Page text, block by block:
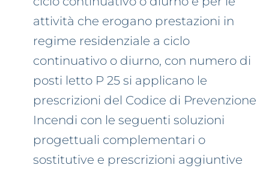
attività che erogano prestazioni in
regime residenziale a ciclo
continuativo o diurno, con numero di
posti letto P 25 si applicano le
prescrizioni del Codice di Prevenzione
Incendi con le seguenti soluzioni
progettuali complementari o
sostitutive e prescrizioni aggiuntive